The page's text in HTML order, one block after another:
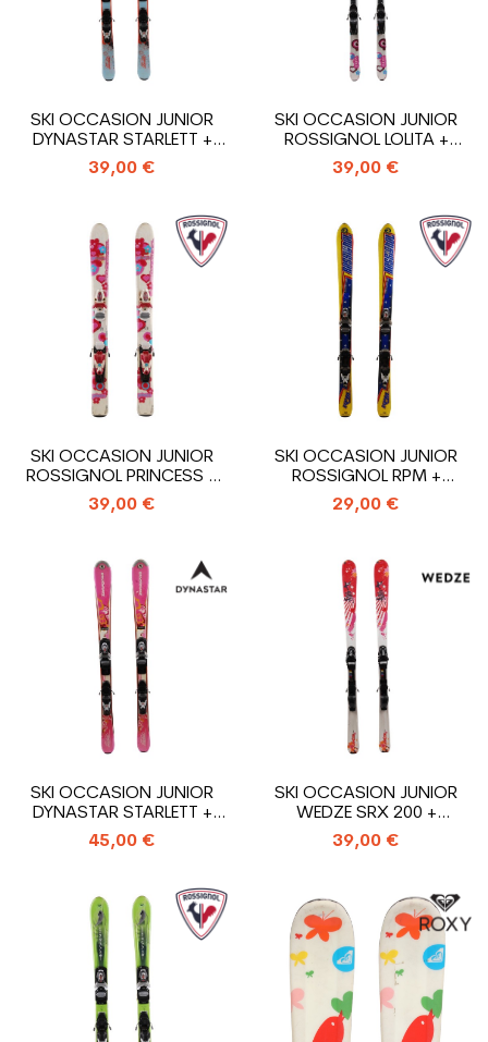
SKI OCCASION JUNIOR
DYNASTAR STARLETT +
FIXATIONS
39,00 €
SKI OCCASION JUNIOR
ROSSIGNOL LOLITA +
FIXATIONS
39,00 €
SKI OCCASION JUNIOR
ROSSIGNOL PRINCESS +
FIXATIONS
39,00 €
SKI OCCASION JUNIOR
ROSSIGNOL RPM +
FIXATIONS
29,00 €
SKI OCCASION JUNIOR
DYNASTAR STARLETT +
FIXATIONS
45,00 €
SKI OCCASION JUNIOR
WEDZE SRX 200 +
FIXATIONS
39,00 €